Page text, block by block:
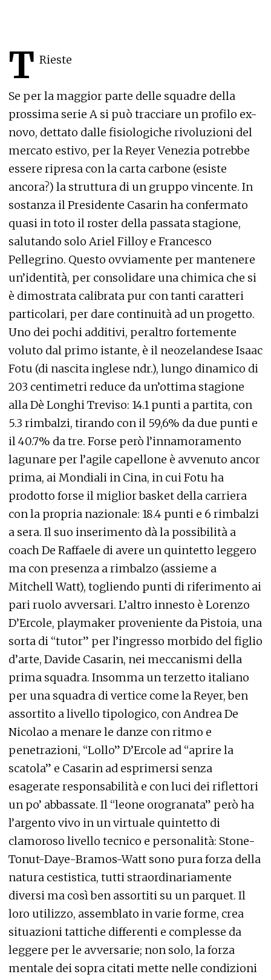
T Rieste
Se per la maggior parte delle squadre della
prossima serie A si può tracciare un profilo ex-
novo, dettato dalle fisiologiche rivoluzioni del
mercato estivo, per la Reyer Venezia potrebbe
essere ripresa con la carta carbone (esiste
ancora?) la struttura di un gruppo vincente. In
sostanza il Presidente Casarin ha confermato
quasi in toto il roster della passata stagione,
salutando solo Ariel Filloy e Francesco
Pellegrino. Questo ovviamente per mantenere
un’identità, per consolidare una chimica che si
è dimostrata calibrata pur con tanti caratteri
particolari, per dare continuità ad un progetto.
Uno dei pochi additivi, peraltro fortemente
voluto dal primo istante, è il neozelandese Isaac
Fotu (di nascita inglese ndr.), lungo dinamico di
203 centimetri reduce da un’ottima stagione
alla Dè Longhi Treviso: 14.1 punti a partita, con
5.3 rimbalzi, tirando con il 59,6% da due punti e
il 40.7% da tre. Forse però l’innamoramento
lagunare per l’agile capellone è avvenuto ancor
prima, ai Mondiali in Cina, in cui Fotu ha
prodotto forse il miglior basket della carriera
con la propria nazionale: 18.4 punti e 6 rimbalzi
a sera. Il suo inserimento dà la possibilità a
coach De Raffaele di avere un quintetto leggero
ma con presenza a rimbalzo (assieme a
Mitchell Watt), togliendo punti di riferimento ai
pari ruolo avversari. L’altro innesto è Lorenzo
D’Ercole, playmaker proveniente da Pistoia, una
sorta di “tutor” per l’ingresso morbido del figlio
d’arte, Davide Casarin, nei meccanismi della
prima squadra. Insomma un terzetto italiano
per una squadra di vertice come la Reyer, ben
assortito a livello tipologico, con Andrea De
Nicolao a menare le danze con ritmo e
penetrazioni, “Lollo” D’Ercole ad “aprire la
scatola” e Casarin ad esprimersi senza
esagerate responsabilità e con luci dei riflettori
un po’ abbassate. Il “leone orogranata” però ha
l’argento vivo in un virtuale quintetto di
clamoroso livello tecnico e personalità: Stone-
Tonut-Daye-Bramos-Watt sono pura forza della
natura cestistica, tutti straordinariamente
diversi ma così ben assortiti su un parquet. Il
loro utilizzo, assemblato in varie forme, crea
situazioni tattiche differenti e complesse da
leggere per le avversarie; non solo, la forza
mentale dei sopra citati mette nelle condizioni